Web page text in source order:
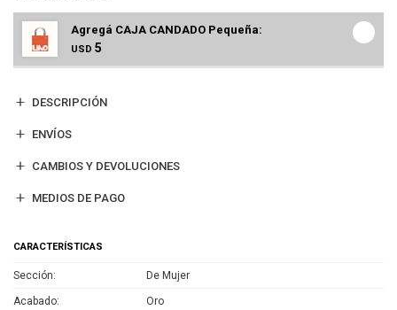
Agregá CAJA CANDADO Pequeña:
USD 5
DESCRIPCIÓN
ENVÍOS
CAMBIOS Y DEVOLUCIONES
MEDIOS DE PAGO
CARACTERÍSTICAS
Sección De Mujer
Acabado Oro